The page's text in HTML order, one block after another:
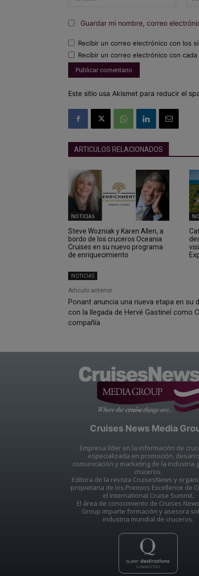
Guardar mi nombre, correo
Recibir un correo electrónico con los
Recibir un correo electrónico con
Este sitio usa Akismet para reducir el
ARTICULOS RELACIONADOS
NOTICIAS
Steve Wozniak y Karen Allen, a
bordo de los cruceros Oceania
Cruises en su nuevo programa
de enriquecimiento
NOTICIAS
Artículo anterior
Ponant anuncia una nueva etapa en su
con la llegada de Hervé Gastinel como
compañía
Cruises News Media
Empresa líder en la información de
especializada en promoción,
comunicación y marketing de la industria
cruceros.
Editora de la revista CruisesNews y
propietaria de los Premios Excellence de
el International Cruise Summit.
El área de conocimiento de Cruises
Group imparte formación y asesora
industria mundial de cruceros.